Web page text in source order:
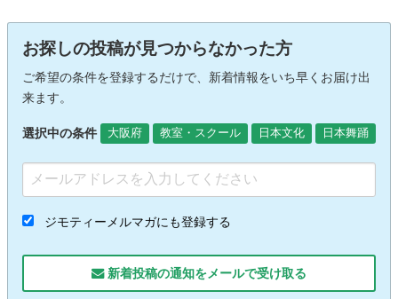
お探しの投稿が見つからなかった方
ご希望の条件を登録するだけで、新着情報をいち早くお届け出
来ます。
選択中の条件 大阪府 教室・スクール 日本文化 日本舞踊
ジモティーメルマガにも登録する
新着投稿の通知をメールで受け取る